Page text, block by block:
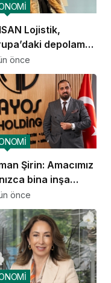
Lojistik,
depolama
önce
Şirin: Amacımız
bina inşa
değil,
yaşam
üretmek
önce